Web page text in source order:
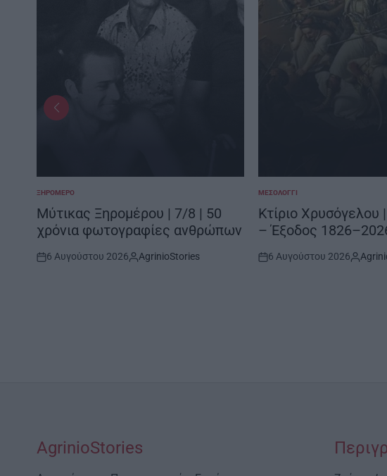
POSTED
IN
ΞΗΡΟΜΕΡΟ
Μύτικας Ξηρομέρου | 7/8 | 50
χρόνια φωτογραφίες ανθρώπων
Post
6 Αυγούστου 2026
By:
AgrinioStories
POSTED
IN
ΜΕΣΟΛΌΓΓΙ
Κτίριο Χρυσόγελου
– Έξοδος
Post
6 Αυγούστου 2026
By:
AgrinioStories